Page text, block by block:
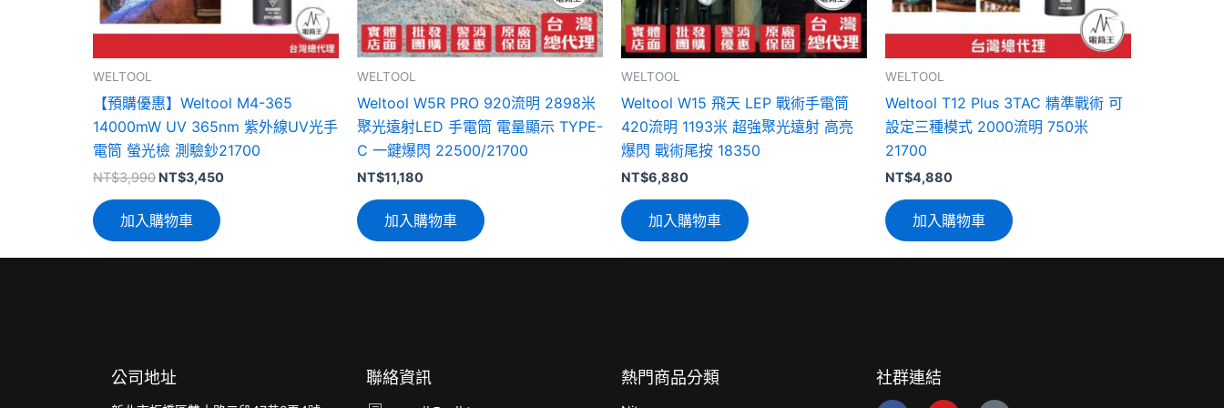
WELTOOL
【預購優惠】Weltool M4-365
14000mW UV 365nm 紫外線UV光手
電筒 螢光檢 測驗鈔21700
NT$3,990 NT$3,450
加入購物車
WELTOOL
Weltool W5R PRO 920流明 2898米
聚光遠射LED 手電筒 電量顯示 TYPE-
C 一鍵爆閃 22500/21700
NT$11,180
加入購物車
WELTOOL
Weltool W15 飛天 LEP 戰術手電筒
420流明 1193米 超強聚光遠射 高亮
爆閃 戰術尾按 18350
NT$6,880
加入購物車
WELTOOL
Weltool T12 Plus 3TAC 精準戰術 可
設定三種模式 2000流明 750米
21700
NT$4,880
加入購物車
公司地址 聯絡資訊 熱門商品分類
社群連結